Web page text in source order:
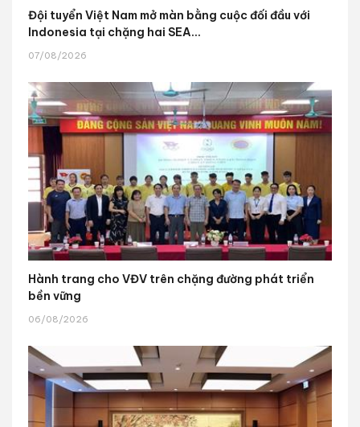
Đội tuyển Việt Nam mở màn bằng cuộc đối đầu với
Indonesia tại chặng hai SEA...
07/08/2026
Hành trang cho VĐV trên chặng đường phát triển
bền vững
06/08/2026